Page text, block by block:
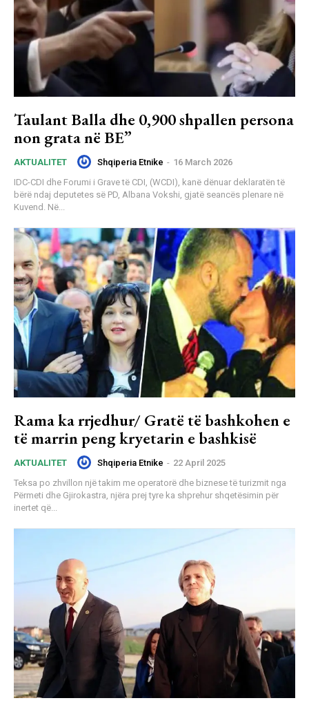
Taulant Balla dhe 0,900 shpallen persona
non grata në BE”
AKTUALITET Shqiperia Etnike - 16 March 2026
IDC-CDI dhe Forumi i Grave të CDI, (WCDI), kanë dënuar deklaratën të
bërë ndaj deputetes së PD, Albana Vokshi, gjatë seancës plenare në
Kuvend. Në...
Rama ka rrjedhur/ Gratë të bashkohen e
të marrin peng kryetarin e bashkisë
AKTUALITET Shqiperia Etnike - 22 April 2025
Teksa po zhvillon një takim me operatorë dhe biznese të turizmit nga
Përmeti dhe Gjirokastra, njëra prej tyre ka shprehur shqetësimin për
inertet që...